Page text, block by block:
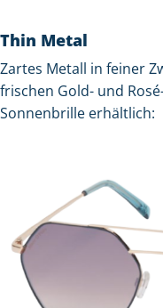
Thin Metal
Zartes Metall in feiner
frischen Gold- und
Sonnenbrille erhältlich: